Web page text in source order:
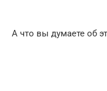
А что вы думаете об